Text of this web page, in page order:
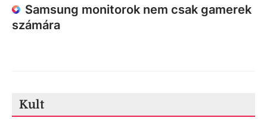
Samsung monitorok nem csak gamerek
számára
Kult